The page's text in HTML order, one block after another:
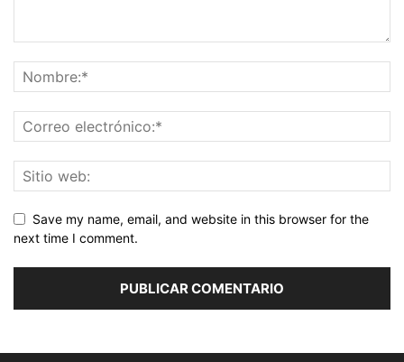
Save my name, email, and website in this browser for the
next time I comment.